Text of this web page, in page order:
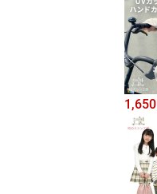
1,650